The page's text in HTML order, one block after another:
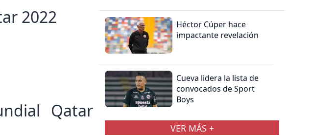
2022
Qatar
Héctor Cúper hace
impactante revelación
Cueva lidera la lista de
convocados de Sport
Boys
VER MÁS +